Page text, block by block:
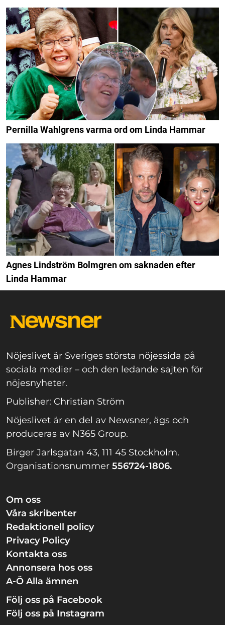
Pernilla Wahlgrens varma ord om Linda Hammar
Agnes Lindström Bolmgren om saknaden efter
Linda Hammar
Nöjeslivet är Sveriges största nöjessida på
sociala medier – och den ledande sajten för
nöjesnyheter.
Publisher: Christian Ström
Nöjeslivet är en del av Newsner, ägs och
produceras av N365 Group.
Birger Jarlsgatan 43, 111 45 Stockholm.
Organisationsnummer 556724-1806.
Om oss
Våra skribenter
Redaktionell policy
Privacy Policy
Kontakta oss
Annonsera hos oss
A-Ö Alla ämnen
Följ oss på Facebook
Följ oss på Instagram